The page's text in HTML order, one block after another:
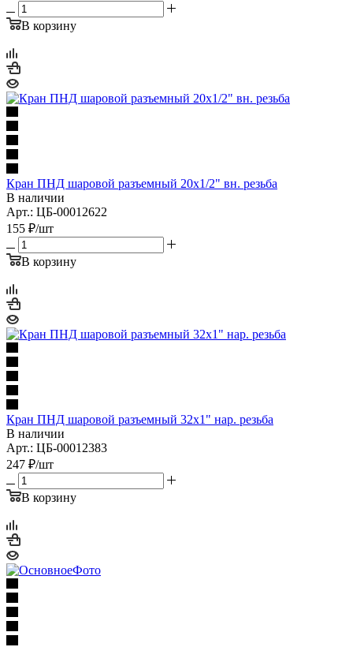
В корзину
Кран ПНД шаровой разъемный 20х1/2" вн. резьба
В наличии
Арт.: ЦБ-00012622
155 ₽/шт
В корзину
Кран ПНД шаровой разъемный 32х1" нар. резьба
В наличии
Арт.: ЦБ-00012383
247 ₽/шт
В корзину